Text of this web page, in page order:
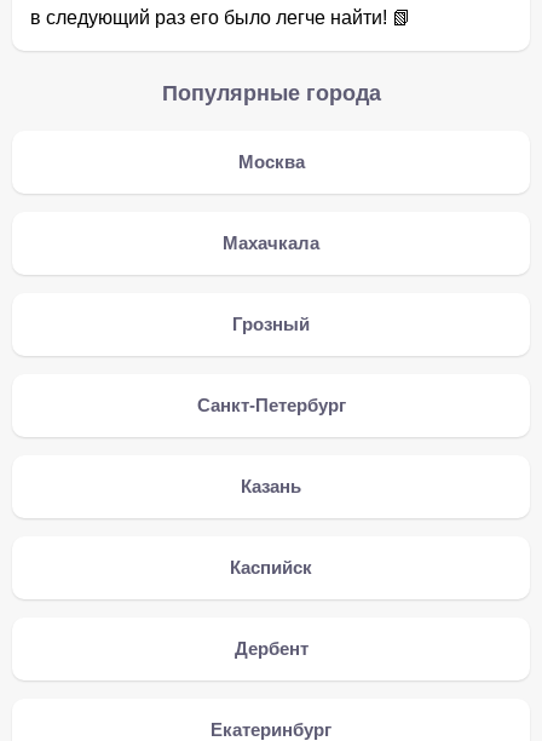
в следующий раз его было легче найти! 📗
Популярные города
Москва
Махачкала
Грозный
Санкт-Петербург
Казань
Каспийск
Дербент
Екатеринбург